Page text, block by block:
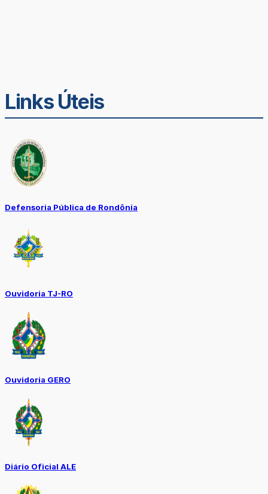
Links Úteis
Defensoria Pública de Rondônia
Ouvidoria TJ-RO
Ouvidoria GERO
Diário Oficial ALE